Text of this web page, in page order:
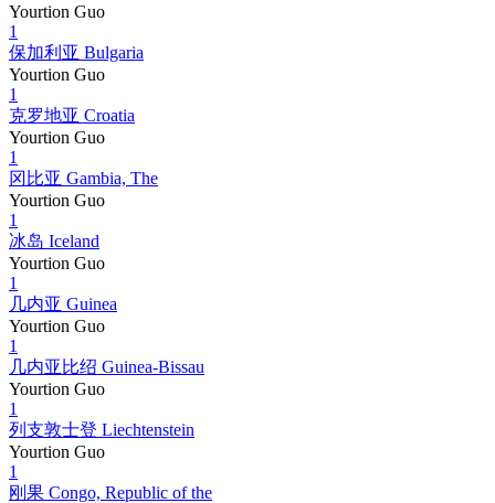
Yourtion Guo
1
保加利亚 Bulgaria
Yourtion Guo
1
克罗地亚 Croatia
Yourtion Guo
1
冈比亚 Gambia, The
Yourtion Guo
1
冰岛 Iceland
Yourtion Guo
1
几内亚 Guinea
Yourtion Guo
1
几内亚比绍 Guinea-Bissau
Yourtion Guo
1
列支敦士登 Liechtenstein
Yourtion Guo
1
刚果 Congo, Republic of the